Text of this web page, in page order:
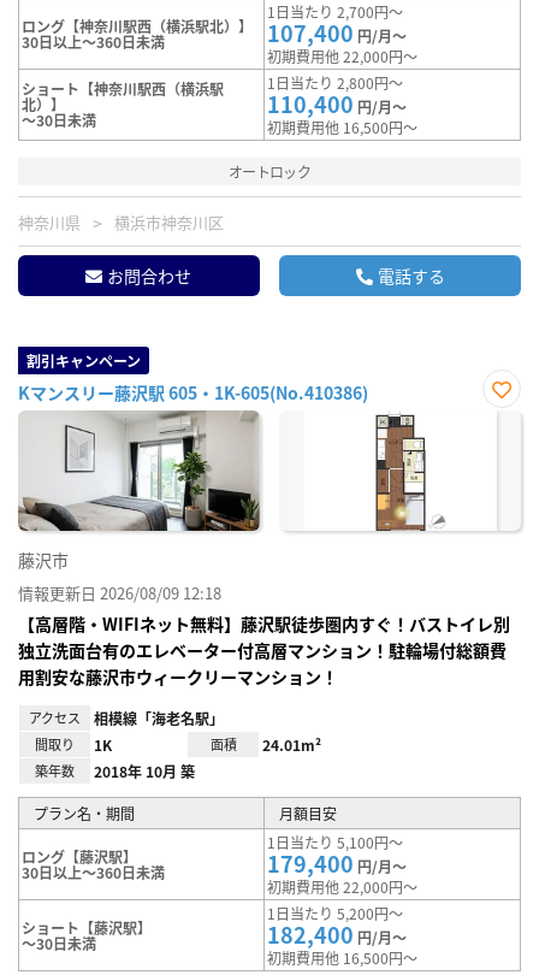
ロング【神奈川駅西（横浜駅北）】
30日以上～360日未満
1日当たり 2,700円～
107,400 円/月～
初期費用他 22,000円～
ショート【神奈川駅西（横浜駅
北）】
～30日未満
1日当たり 2,800円～
110,400 円/月～
初期費用他 16,500円～
オートロック
神奈川県 横浜市神奈川区
お問合わせ 電話する
割引キャンペーン
Kマンスリー藤沢駅 605・1K-605(No.410386)
お気
藤沢市
情報更新日 2026/08/09 12:18
【高層階・WIFIネット無料】藤沢駅徒歩圏内すぐ！バストイレ別
独立洗面台有のエレベーター付高層マンション！駐輪場付総額費
用割安な藤沢市ウィークリーマンション！
アクセス 相模線「海老名駅」
間取り 1K 面積 24.01m²
築年数 2018年 10月 築
プラン名・期間 月額目安
ロング【藤沢駅】
30日以上～360日未満
1日当たり 5,100円～
179,400 円/月～
初期費用他 22,000円～
ショート【藤沢駅】
～30日未満
1日当たり 5,200円～
182,400 円/月～
初期費用他 16,500円～